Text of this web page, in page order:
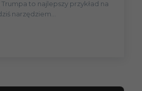
to najlepszy przykład na
narzędziem...